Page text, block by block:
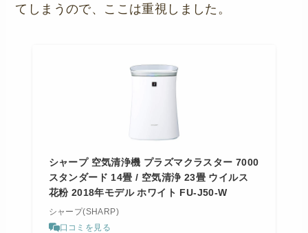
てしまうので、ここは重視しました。
シャープ 空気清浄機 プラズマクラスター 7000
スタンダード 14畳 / 空気清浄 23畳 ウイルス
花粉 2018年モデル ホワイト FU-J50-W
シャープ(SHARP)
口コミを見る